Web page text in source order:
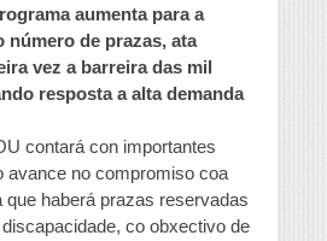
aumenta para a
número de prazas, ata
vez a barreira das mil
resposta a alta demanda
contará con importantes
avance no compromiso coa
que haberá prazas reservadas
co obxectivo de